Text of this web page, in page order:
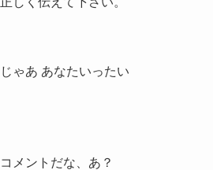
ゃあ あなたいったい
メントだな、あ？